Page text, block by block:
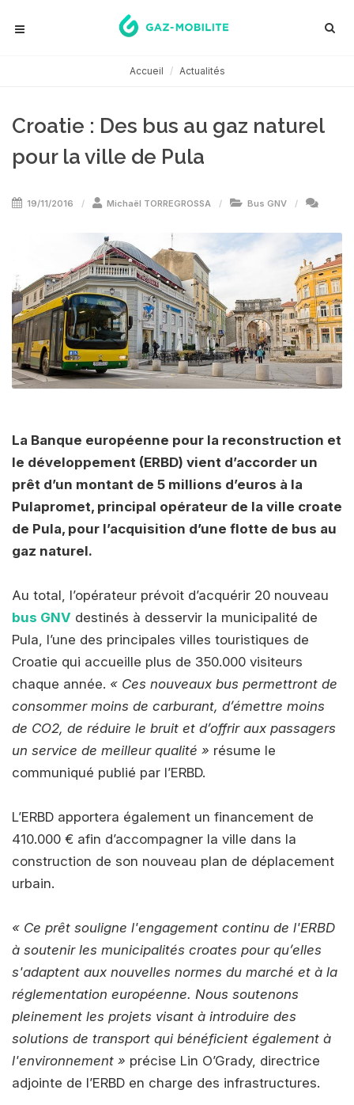
Accueil Actualités
Croatie : Des bus au gaz naturel
pour la ville de Pula
19/11/2016 Michaël TORREGROSSA Bus GNV
La Banque européenne pour la reconstruction et
le développement (ERBD) vient d’accorder un
prêt d’un montant de 5 millions d’euros à la
Pulapromet, principal opérateur de la ville croate
de Pula, pour l’acquisition d’une flotte de bus au
gaz naturel.
Au total, l’opérateur prévoit d’acquérir 20 nouveau
bus GNV destinés à desservir la municipalité de
Pula, l’une des principales villes touristiques de
Croatie qui accueille plus de 350.000 visiteurs
chaque année. « Ces nouveaux bus permettront de
consommer moins de carburant, d’émettre moins
de CO2, de réduire le bruit et d’offrir aux passagers
un service de meilleur qualité » résume le
communiqué publié par l’ERBD.
L’ERBD apportera également un financement de
410.000 € afin d’accompagner la ville dans la
construction de son nouveau plan de déplacement
urbain.
« Ce prêt souligne l'engagement continu de l'ERBD
à soutenir les municipalités croates pour qu’elles
s'adaptent aux nouvelles normes du marché et à la
réglementation européenne. Nous soutenons
pleinement les projets visant à introduire des
solutions de transport qui bénéficient également à
l'environnement » précise Lin O’Grady, directrice
adjointe de l’ERBD en charge des infrastructures.